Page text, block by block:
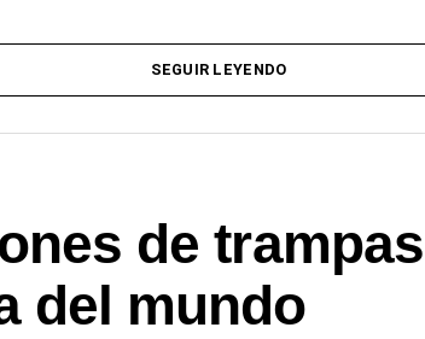
programa es libre. Sólo tenés que mandar
para emitir todos los programas de Decí
SEGUIR LEYENDO
de
del mundo